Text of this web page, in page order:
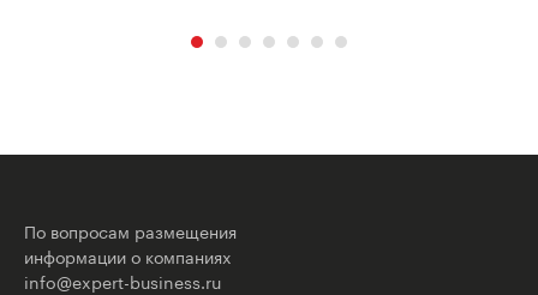
По вопросам размещения
информации о компаниях
info@expert-business.ru